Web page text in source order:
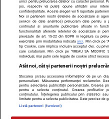
Contact Despre
Citarea se poate face în limita a
unici pentru prelucrarea datelor cu caracter personal.
jos, respectiv vă puteți opune utilizării unui
confidențialitate. Aceste alegeri vor fi raportate
Noi si partenerii nostri (retelele de socializare si
servicii de date analitice) prelucram date pentru a
continutul si anunturile publicitare afisate in
functionalitati aferente retelelor de socializare si
prevazute de art. 15-22 din GDPR in legatura cu
exercitate prin modalitatea indicataaici . Prin click pe
tip Cookie, care implica inclusiv acceptul dvs. cu
care colaboram. Prin click pe “VREAU SA MODIFIC
individual, mai putin cele legate de cookie strict
Atât noi, cât și partenerii noștri
Stocarea și/sau accesarea informațiilor de pe un
personalizat. Măsurarea performanței reclamelor.
pentru selectarea publicității personalizate. Crearea
pentru a selecta conținutul. Crearea profilurilor
conținutului. Înțelegerea publicului prin statistici
limitate pentru a selecta publicitatea. Date precise de
Listă parteneri (furnizori)